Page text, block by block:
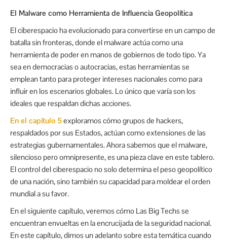
El Malware como Herramienta de Influencia Geopolítica
El ciberespacio ha evolucionado para convertirse en un campo de
batalla sin fronteras, donde el malware actúa como una
herramienta de poder en manos de gobiernos de todo tipo. Ya
sea en democracias o autocracias, estas herramientas se
emplean tanto para proteger intereses nacionales como para
influir en los escenarios globales. Lo único que varía son los
ideales que respaldan dichas acciones.
En el capítulo 5exploramos cómo grupos de hackers,
respaldados por sus Estados, actúan como extensiones de las
estrategias gubernamentales. Ahora sabemos que el malware,
silencioso pero omnipresente, es una pieza clave en este tablero.
El control del ciberespacio no solo determina el peso geopolítico
de una nación, sino también su capacidad para moldear el orden
mundial a su favor.
En el siguiente capítulo, veremos cómo Las Big Techs se
encuentran envueltas en la encrucijada de la seguridad nacional.
En este capítulo, dimos un adelanto sobre esta temática cuando